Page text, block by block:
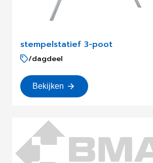
stempelstatief 3-poot
/dagdeel
Bekijken